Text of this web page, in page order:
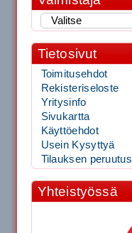
Tietosivut
Toimitusehdot
Rekisteriseloste
Yritysinfo
Sivukartta
Käyttöehdot
Usein Kysyttyä
Tilauksen peruutus
Yhteistyössä